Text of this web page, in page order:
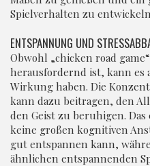
Spielverhalten zu
ENTSPANNUNG UND
Obwohl „chicken road
herausfordernd ist, kann es
Wirkung haben. Die
kann dazu beitragen, den
den Geist zu beruhigen.
keine großen kognitiven
gut entspannen kann,
ähnlichen entspannenden